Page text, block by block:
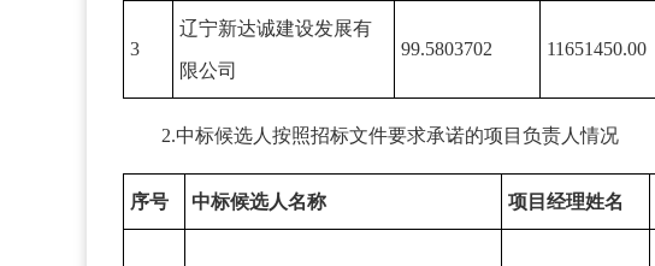
3
辽宁新达诚建设发展有
限公司
99.5803702 11651450.00
2.中标候选人按照招标文件要求承诺的项目负责人情况
序号 中标候选人名称 项目 经理姓名